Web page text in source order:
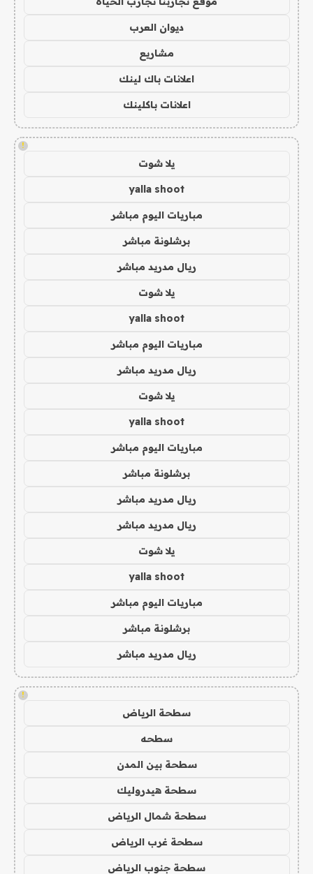
ديوان العرب
مشاريع
اعلانات باك لينك
اعلانات باكلينك
!
يلا شوت
yalla shoot
مباريات اليوم مباشر
برشلونة مباشر
ريال مدريد مباشر
يلا شوت
yalla shoot
مباريات اليوم مباشر
ريال مدريد مباشر
يلا شوت
yalla shoot
مباريات اليوم مباشر
برشلونة مباشر
ريال مدريد مباشر
ريال مدريد مباشر
يلا شوت
yalla shoot
مباريات اليوم مباشر
برشلونة مباشر
ريال مدريد مباشر
!
سطحة الرياض
سطحه
سطحة بين المدن
سطحة هيدروليك
سطحة شمال الرياض
سطحة غرب الرياض
سطحة جنوب الرياض